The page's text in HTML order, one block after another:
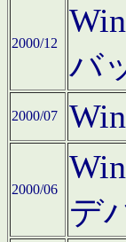
2000/12
バ
2000/07
2000/06
デ